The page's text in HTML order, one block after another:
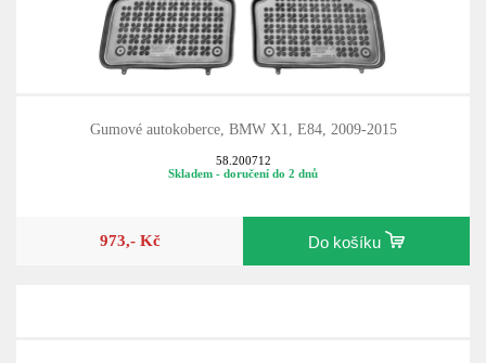
Gumové autokoberce, BMW X1, E84, 2009-2015
58.200712
Skladem - doručení do 2 dnů
973,- Kč Do košíku